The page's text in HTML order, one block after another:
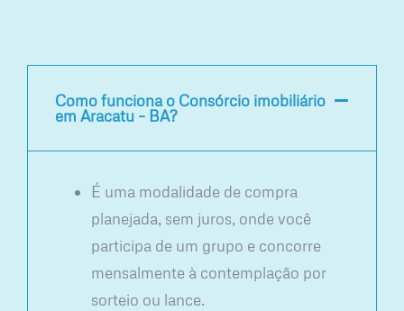
Como funciona o Consórcio imobiliário
em Aracatu – BA?
É uma modalidade de compra
planejada, sem juros, onde você
participa de um grupo e concorre
mensalmente à contemplação por
sorteio ou lance.